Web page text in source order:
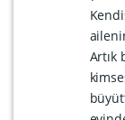
Artık